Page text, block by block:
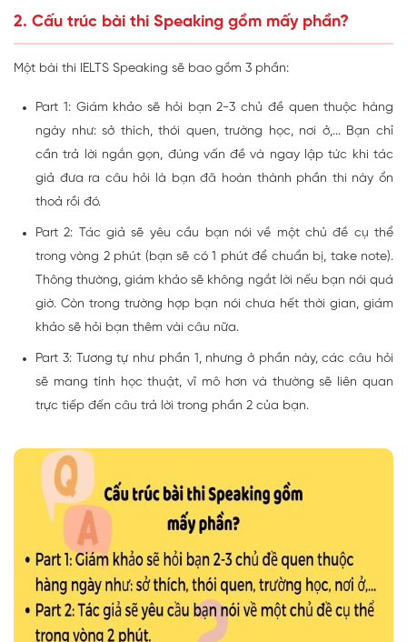
2. Cấu trúc bài thi Speaking gồm mấy phần?
Một bài thi IELTS Speaking sẽ bao gồm 3 phần:
Part 1: Giám khảo sẽ hỏi bạn 2-3 chủ đề quen thuộc hàng
ngày như: sở thích, thói quen, trường học, nơi ở,... Bạn chỉ
cần trả lời ngắn gọn, đúng vấn đề và ngay lập tức khi tác
giả đưa ra câu hỏi là bạn đã hoàn thành phần thi này ổn
thoả rồi đó.
Part 2: Tác giả sẽ yêu cầu bạn nói về một chủ đề cụ thể
trong vòng 2 phút (bạn sẽ có 1 phút để chuẩn bị, take note).
Thông thường, giám khảo sẽ không ngắt lời nếu bạn nói quá
giờ. Còn trong trường hợp bạn nói chưa hết thời gian, giám
khảo sẽ hỏi bạn thêm vài câu nữa.
Part 3: Tương tự như phần 1, nhưng ở phần này, các câu hỏi
sẽ mang tính học thuật, vĩ mô hơn và thường sẽ liên quan
trực tiếp đến câu trả lời trong phần 2 của bạn.